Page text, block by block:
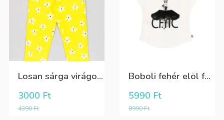
Losan sárga virágos 3/4-es leggings
4390Ft
3000 Ft
Boboli fehér elöl fekete tüll+gyöngyös csini póló
8990Ft
5990 Ft